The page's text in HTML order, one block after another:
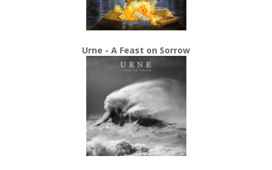
Urne - A Feast on Sorrow